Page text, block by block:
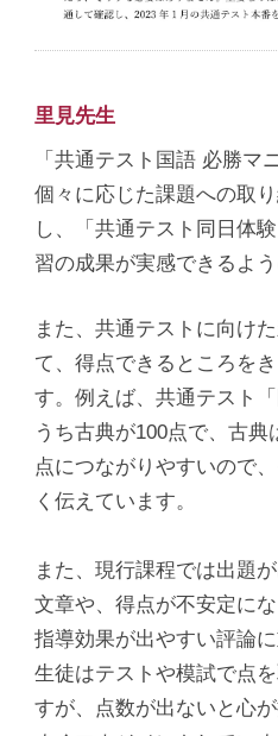
里見先生
「共通テスト国語 必勝マ
個々に応じた課題への取
し、「共通テスト同日体
習の成果が実感できるよう
また、共通テストに向け
て、得点できるところを
す。例えば、共通テスト
うち古典が100点で、古
点につながりやすいので
く伝えています。
また、現行課程では出題
文章や、得点が不安定に
指導効果が出やすい評論
生徒はテストや模試で点
すが、点数が出ないと心